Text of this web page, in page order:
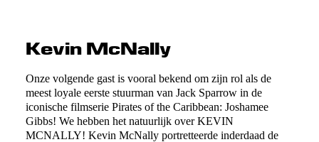
Kevin McNally
Onze volgende gast is vooral bekend om zijn rol als de
meest loyale eerste stuurman van Jack Sparrow in de
iconische filmserie Pirates of the Caribbean: Joshamee
Gibbs! We hebben het natuurlijk over KEVIN
MCNALLY! Kevin McNally portretteerde inderdaad de